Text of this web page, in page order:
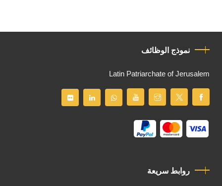
نموذج الوظائف
Latin Patriarchate of Jerusalem
روابط سريعة